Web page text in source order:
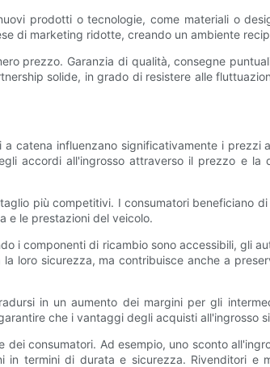
prodotti o tecnologie, come materiali o
di marketing ridotte, creando un ambiente
prezzo. Garanzia di qualità, consegne
solide, in grado di resistere alle
catena influenzano significativamente i prezzi
accordi all'ingrosso attraverso il prezzo e la
più competitivi. I consumatori beneficiano
e le prestazioni del veicolo.
i componenti di ricambio sono accessibili, gli
loro sicurezza, ma contribuisce anche a
in un aumento dei margini per gli
che i vantaggi degli acquisti all'ingrosso
consumatori. Ad esempio, uno sconto
termini di durata e sicurezza. Rivenditori e